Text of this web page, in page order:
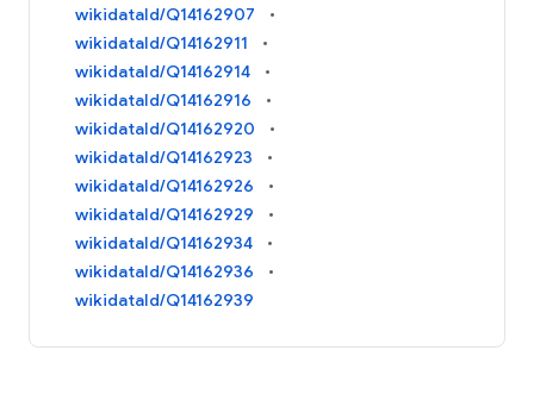
wikidataId/Q14162907
wikidataId/Q14162911
wikidataId/Q14162914
wikidataId/Q14162916
wikidataId/Q14162920
wikidataId/Q14162923
wikidataId/Q14162926
wikidataId/Q14162929
wikidataId/Q14162934
wikidataId/Q14162936
wikidataId/Q14162939